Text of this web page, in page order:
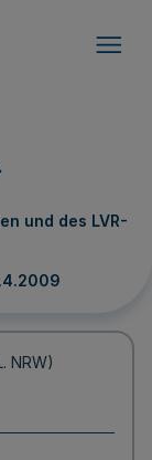
und des LVR-
NRW)